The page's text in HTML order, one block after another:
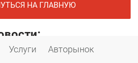
НА ГЛАВНУЮ
Услуги Авторынок